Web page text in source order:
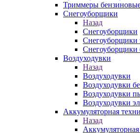
Триммеры
Снегоуборщики
Назад
Снегоуборщики
Снегоуборщики
Снегоуборщики
Воздуходувки
Назад
Воздуходувки
Воздуходувки
Воздуходувки
Воздуходувки
Аккумуляторная
Назад